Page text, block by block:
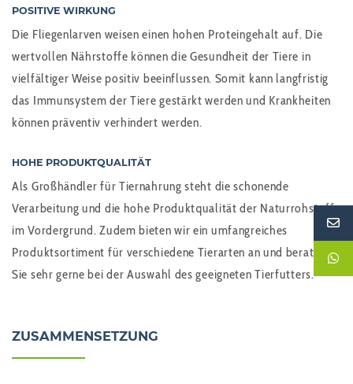
POSITIVE WIRKUNG
Die Fliegenlarven weisen einen hohen Proteingehalt auf. Die
wertvollen Nährstoffe können die Gesundheit der Tiere in
vielfältiger Weise positiv beeinflussen. Somit kann langfristig
das Immunsystem der Tiere gestärkt werden und Krankheiten
können präventiv verhindert werden.
HOHE PRODUKTQUALITÄT
Als Großhändler für Tiernahrung steht die schonende
Verarbeitung und die hohe Produktqualität der Naturrohstoffe
im Vordergrund. Zudem bieten wir ein umfangreiches
Produktsortiment für verschiedene Tierarten an und beraten
Sie sehr gerne bei der Auswahl des geeigneten Tierfutters.
ZUSAMMENSETZUNG